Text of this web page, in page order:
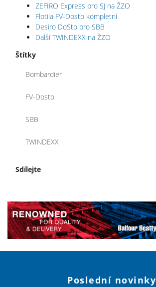
ZEFIRO Express pro SJ na ŽZO
Flotila FV-Dosto kompletní
Desiro DoSto pro SBB
Další TWINDEXX na ŽZO
Štítky
Bombardier
FV-Dosto
SBB
TWINDEXX
Sdílejte
Poslední novinky